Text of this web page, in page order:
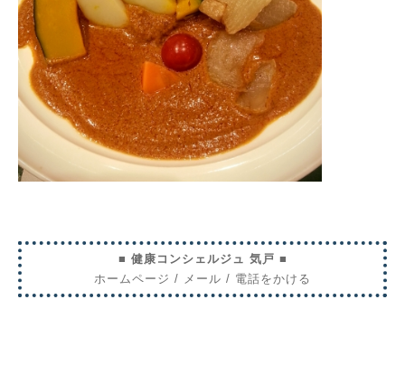
■ 健康コンシェルジュ 気戸 ■
ホームページ / メール / 電話をかける